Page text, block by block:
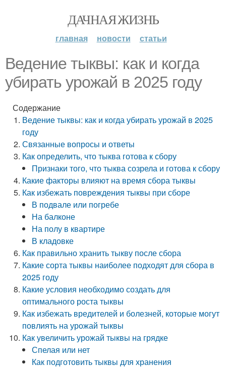
ДАЧНАЯ ЖИЗНЬ
главная новости статьи
Ведение тыквы: как и когда
убирать урожай в 2025 году
Содержание
Ведение тыквы: как и когда убирать урожай в 2025
году
Связанные вопросы и ответы
Как определить, что тыква готова к сбору
Признаки того, что тыква созрела и готова к сбору
Какие факторы влияют на время сбора тыквы
Как избежать повреждения тыквы при сборе
В подвале или погребе
На балконе
На полу в квартире
В кладовке
Как правильно хранить тыкву после сбора
Какие сорта тыквы наиболее подходят для сбора в
2025 году
Какие условия необходимо создать для
оптимального роста тыквы
Как избежать вредителей и болезней, которые могут
повлиять на урожай тыквы
Как увеличить урожай тыквы на грядке
Спелая или нет
Как подготовить тыквы для хранения